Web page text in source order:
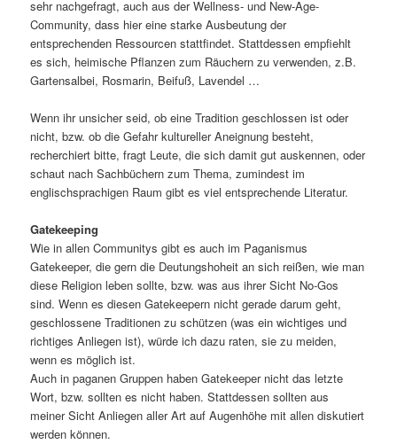
sehr nachgefragt, auch aus der Wellness- und New-Age-
Community, dass hier eine starke Ausbeutung der
entsprechenden Ressourcen stattfindet. Stattdessen empfiehlt
es sich, heimische Pflanzen zum Räuchern zu verwenden, z.B.
Gartensalbei, Rosmarin, Beifuß, Lavendel …
Wenn ihr unsicher seid, ob eine Tradition geschlossen ist oder
nicht, bzw. ob die Gefahr kultureller Aneignung besteht,
recherchiert bitte, fragt Leute, die sich damit gut auskennen, oder
schaut nach Sachbüchern zum Thema, zumindest im
englischsprachigen Raum gibt es viel entsprechende Literatur.
Gatekeeping
Wie in allen Communitys gibt es auch im Paganismus
Gatekeeper, die gern die Deutungshoheit an sich reißen, wie man
diese Religion leben sollte, bzw. was aus ihrer Sicht No-Gos
sind. Wenn es diesen Gatekeepern nicht gerade darum geht,
geschlossene Traditionen zu schützen (was ein wichtiges und
richtiges Anliegen ist), würde ich dazu raten, sie zu meiden,
wenn es möglich ist.
Auch in paganen Gruppen haben Gatekeeper nicht das letzte
Wort, bzw. sollten es nicht haben. Stattdessen sollten aus
meiner Sicht Anliegen aller Art auf Augenhöhe mit allen diskutiert
werden können.